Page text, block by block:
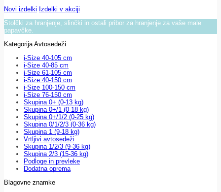
Novi izdelki Izdelki v akciji
Stolčki za hranjenje, slinčki in ostali pribor za hranjenje za vaše male
papavčke.
Kategorija Avtosedeži
i-Size 40-105 cm
i-Size 40-85 cm
i-Size 61-105 cm
i-Size 40-150 cm
i-Size 100-150 cm
i-Size 76-150 cm
Skupina 0+ (0-13 kg)
Skupina 0+/1 (0-18 kg)
Skupina 0+/1/2 (0-25 kg)
Skupina 0/1/2/3 (0-36 kg)
Skupina 1 (9-18 kg)
Vrtljivi avtosedeži
Skupina 1/2/3 (9-36 kg)
Skupina 2/3 (15-36 kg)
Podloge in prevleke
Dodatna oprema
Blagovne znamke